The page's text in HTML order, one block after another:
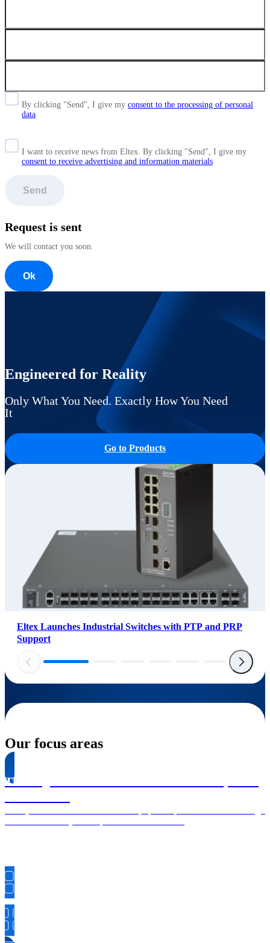
By clicking "Send", I give my consent to the processing of personal
data
I want to receive news from Eltex. By clicking "Send", I give my
consent to receive advertising and information materials
Send
Request is sent
We will contact you soon.
Ok
Engineered for Reality
Only What You Need. Exactly How You Need
It
Go to Products
Eltex Launches Industrial Switches with PTP and PRP
Support
Our focus areas
The largest manufacturer in Eastern Europe and